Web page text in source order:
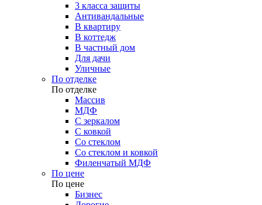
3 класса защиты
Антивандальные
В квартиру
В коттедж
В частный дом
Для дачи
Уличные
По отделке
По отделке
Массив
МДФ
С зеркалом
С ковкой
Со стеклом
Со стеклом и ковкой
Филенчатый МДФ
По цене
По цене
Бизнес